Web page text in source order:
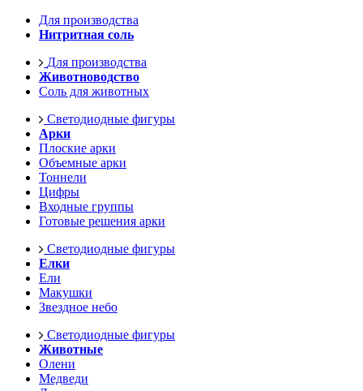
Для производства
Нитритная соль
Для производства
Животноводство
Соль для животных
Светодиодные фигуры
Арки
Плоские арки
Объемные арки
Тоннели
Цифры
Входные группы
Готовые решения арки
Светодиодные фигуры
Елки
Ели
Макушки
Звездное небо
Светодиодные фигуры
Животные
Олени
Медведи